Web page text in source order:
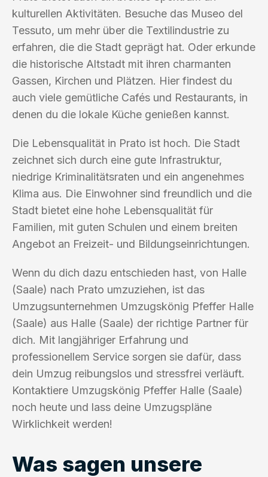
kulturellen Aktivitäten. Besuche das Museo del
Tessuto, um mehr über die Textilindustrie zu
erfahren, die die Stadt geprägt hat. Oder erkunde
die historische Altstadt mit ihren charmanten
Gassen, Kirchen und Plätzen. Hier findest du
auch viele gemütliche Cafés und Restaurants, in
denen du die lokale Küche genießen kannst.
Die Lebensqualität in Prato ist hoch. Die Stadt
zeichnet sich durch eine gute Infrastruktur,
niedrige Kriminalitätsraten und ein angenehmes
Klima aus. Die Einwohner sind freundlich und die
Stadt bietet eine hohe Lebensqualität für
Familien, mit guten Schulen und einem breiten
Angebot an Freizeit- und Bildungseinrichtungen.
Wenn du dich dazu entschieden hast, von Halle
(Saale) nach Prato umzuziehen, ist das
Umzugsunternehmen Umzugskönig Pfeffer Halle
(Saale) aus Halle (Saale) der richtige Partner für
dich. Mit langjähriger Erfahrung und
professionellem Service sorgen sie dafür, dass
dein Umzug reibungslos und stressfrei verläuft.
Kontaktiere Umzugskönig Pfeffer Halle (Saale)
noch heute und lass deine Umzugspläne
Wirklichkeit werden!
Was sagen unsere